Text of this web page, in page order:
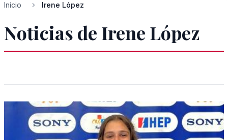
Inicio Irene López
Noticias de Irene López